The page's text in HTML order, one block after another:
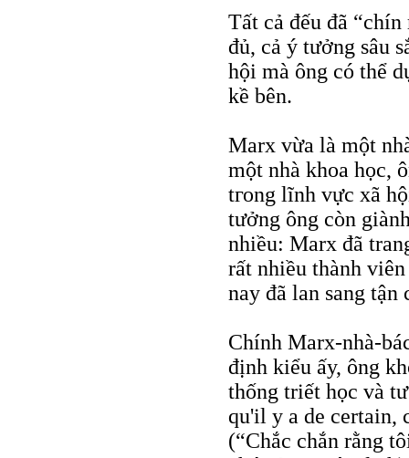
Tất cả đếu đã
đủ, cả ý tưởng sâu
hội mà ông có thể
kề bên.
Marx vừa là một
một nhà khoa học,
tгоng lĩnh vực xã
tưởng ông còn
nhiều: Marx đã
rất nhiều thành
nay đã lan sang tận
Chính Marx-nhà-
định kiểu ấy, ông
thống triết học và
qu'il y a de certain,
(“Chắc chắn rằng